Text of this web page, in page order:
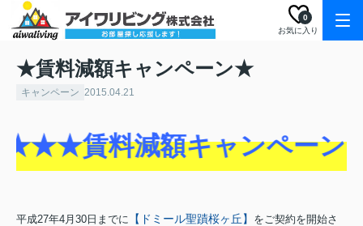
お気に入り
0
★賃料減額キャンペーン★
キャンペーン 2015.04.21
賃料減額キャンペーン
平成27年4月30日までに 【ドミール聖蹟桜ヶ丘】 をご契約を開始さ